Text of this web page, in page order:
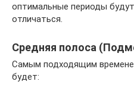
оптимальные периоды
отличаться.
Средняя полоса
Самым подходящим
будет: